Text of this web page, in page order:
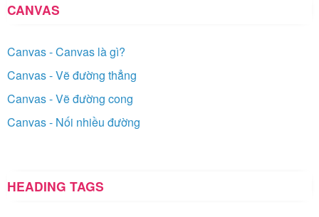
CANVAS
Canvas - Canvas là gì?
Canvas - Vẽ đường thẳng
Canvas - Vẽ đường cong
Canvas - Nối nhiều đường
HEADING TAGS